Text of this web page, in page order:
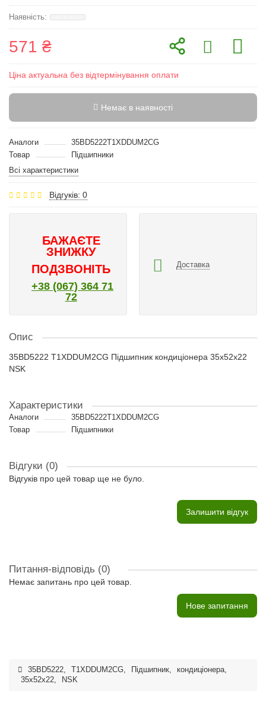
571 ₴
Ціна актуальна без відтермінування оплати
Немає в наявності
Аналоги
35BD5222T1XDDUM2CG
Товар
Підшипники
Всі характеристики
Відгуків: 0
БАЖАЄТЕ
ЗНИЖКУ
ПОДЗВОНІТЬ
+38 (067) 364 71
72
Доставка
Опис
35BD5222 T1XDDUM2CG Підшипник кондиціонера 35x52x22
NSK
Характеристики
Аналоги
35BD5222T1XDDUM2CG
Товар
Підшипники
Відгуки (0)
Відгуків про цей товар ще не було.
Залишити відгук
Питання-відповідь (0)
Немає запитань про цей товар.
Нове запитання
35BD5222, T1XDDUM2CG, Підшипник, кондиціонера,
35x52x22, NSK